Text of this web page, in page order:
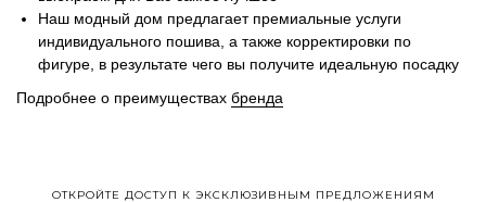
Наш модный дом предлагает премиальные услуги
индивидуального пошива, а также корректировки по
фигуре, в результате чего вы получите идеальную посадку
Подробнее о преимуществах бренда
ОТКРОЙТЕ ДОСТУП К ЭКСКЛЮЗИВНЫМ ПРЕДЛОЖЕНИЯМ